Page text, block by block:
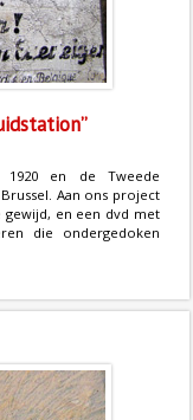
en de Tweede
Aan ons project
gewijd, en een dvd met
die ondergedoken